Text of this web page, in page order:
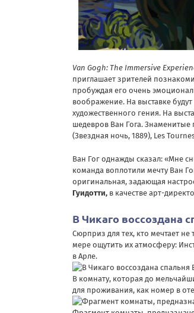
Van Gogh: The Immersive
приглашает зрителей
пробуждая его очень
воображение. На выставке
художественного гения. На
шедевров Ван Гога.
(Звездная ночь, 1889), Les
Ван Гог однажды сказал: «Мне
команда воплотили мечту Ван
оригинальная, задающая
Гуидотти, в качестве арт-
В Чикаго воссоздана
Сюрприз для тех, кто мечтает
мере ощутить их атмосферу:
в Арле.
В комнату, которая до
для проживания, как номер в